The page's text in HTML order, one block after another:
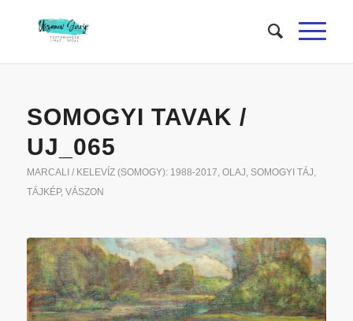
SOMOGYI TAVAK /
UJ_065
MARCALI / KELEVÍZ (SOMOGY): 1988-2017, OLAJ, SOMOGYI TÁJ,
TÁJKÉP, VÁSZON